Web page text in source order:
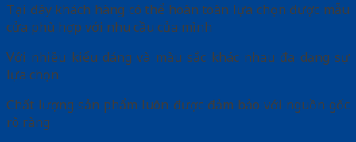
Tại đây khách hàng có thể hoàn toàn lựa chọn được mẫu
cửa phù hợp với nhu cầu của mình
Với nhiều kiểu dáng và màu sắc khác nhau đa dạng sự
lựa chọn
Chất lượng sản phẩm luôn được đảm bảo với nguồn gốc
rõ ràng